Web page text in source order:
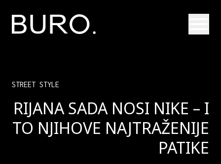
STREET STYLE
RIJANA SADA NOSI NIKE – I
TO NJIHOVE NAJTRAŽENIJE
PATIKE